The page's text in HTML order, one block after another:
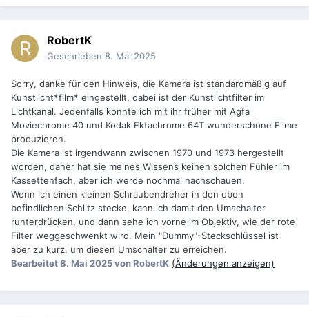
RobertK
Geschrieben 8. Mai 2025
Sorry, danke für den Hinweis, die Kamera ist standardmäßig auf
Kunstlicht*film* eingestellt, dabei ist der Kunstlichtfilter im
Lichtkanal. Jedenfalls konnte ich mit ihr früher mit Agfa
Moviechrome 40 und Kodak Ektachrome 64T wunderschöne Filme
produzieren.
Die Kamera ist irgendwann zwischen 1970 und 1973 hergestellt
worden, daher hat sie meines Wissens keinen solchen Fühler im
Kassettenfach, aber ich werde nochmal nachschauen.
Wenn ich einen kleinen Schraubendreher in den oben
befindlichen Schlitz stecke, kann ich damit den Umschalter
runterdrücken, und dann sehe ich vorne im Objektiv, wie der rote
Filter weggeschwenkt wird. Mein "Dummy"-Steckschlüssel ist
aber zu kurz, um diesen Umschalter zu erreichen.
Bearbeitet8. Mai 2025von RobertK (Änderungen anzeigen)